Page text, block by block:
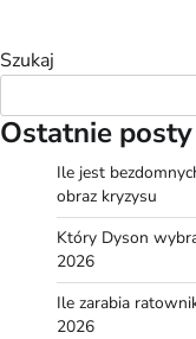
Szukaj
Ostatnie posty
Ile jest
obraz kryzysu
Który Dyson
2026
Ile zarabia
2026